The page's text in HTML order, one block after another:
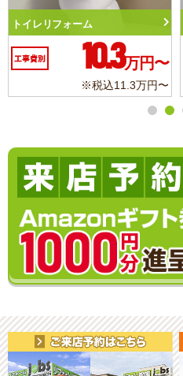
トイレリフォーム
工事費別 10.3万円〜
※税込11.3万円〜